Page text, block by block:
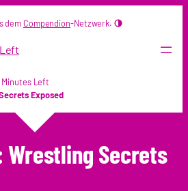
dem Compendion-Netzwerk.
Minutes Left
Exposed
Wrestling Secrets